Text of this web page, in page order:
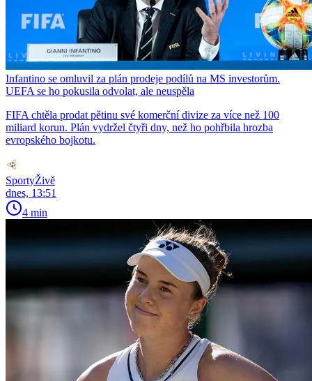
Infantino se omluvil za plán prodeje podílů na MS investorům.
UEFA se ho pokusila odvolat, ale neuspěla
FIFA chtěla prodat pětinu své komerční divize za více než 100
miliard korun. Plán vydržel čtyři dny, než ho pohřbila hrozba
evropského bojkotu.
SportyŽivě
dnes, 13:51
4 min